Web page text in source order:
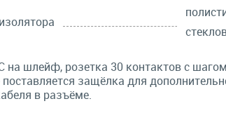
на шлейф, розетка 30 контактов с
защёлка для
в разъёме.